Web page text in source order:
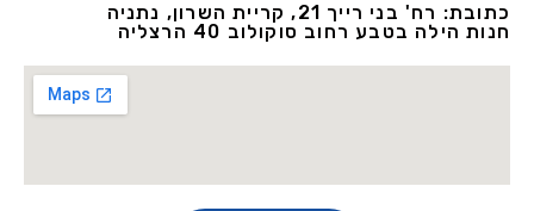
כתובת: רח' בני רייך 21, קריית השרון, נתניה
חנות הילה בטבע רחוב סוקולוב 40 הרצליה